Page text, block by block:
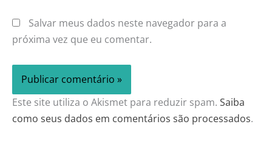
Salvar meus dados neste navegador para a
próxima vez que eu comentar.
Este site utiliza o Akismet para reduzir spam. Saiba
como seus dados em comentários são processados.